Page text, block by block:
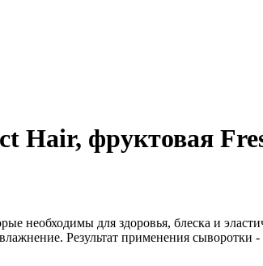
Hair, фруктовая
необходимы для здоровья, блеска и
Результат применения сыворотки